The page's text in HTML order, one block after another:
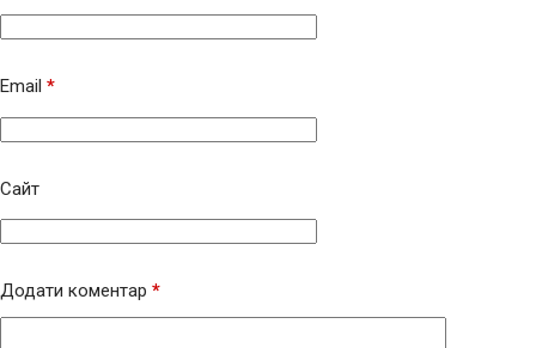
Email *
Сайт
Додати коментар *